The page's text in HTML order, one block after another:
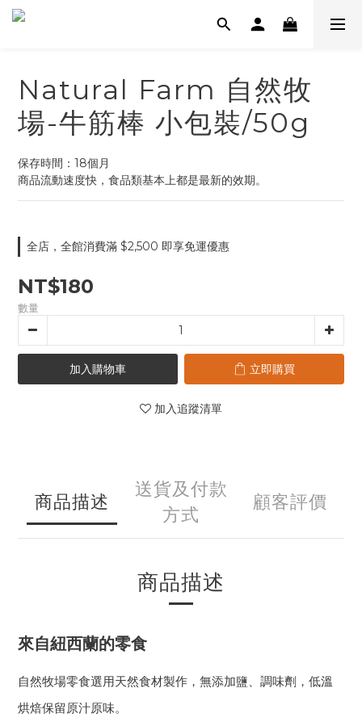
Natural Farm 自然牧
場-牛筋棒 小包裝/50g
保存時間：18個月
商品流動速度快，食品類基本上都是最新的效期。
全店，全館消費滿 $2,500 即享免運優惠
NT$180
數量
加入購物車 立即購買
加入追蹤清單
商品描述
送貨及付款
方式
顧客評價
商品描述
來自紐西蘭的零食
自然牧場零食選用天然食材製作，無添加鹽、調味劑，低溫
烘焙保留原汁原味。